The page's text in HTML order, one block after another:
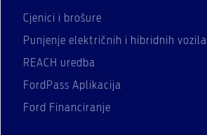
Cjenici i brošure
Punjenje električnih i hibridnih vozila
REACH uredba
FordPass Aplikacija
Ford Financiranje